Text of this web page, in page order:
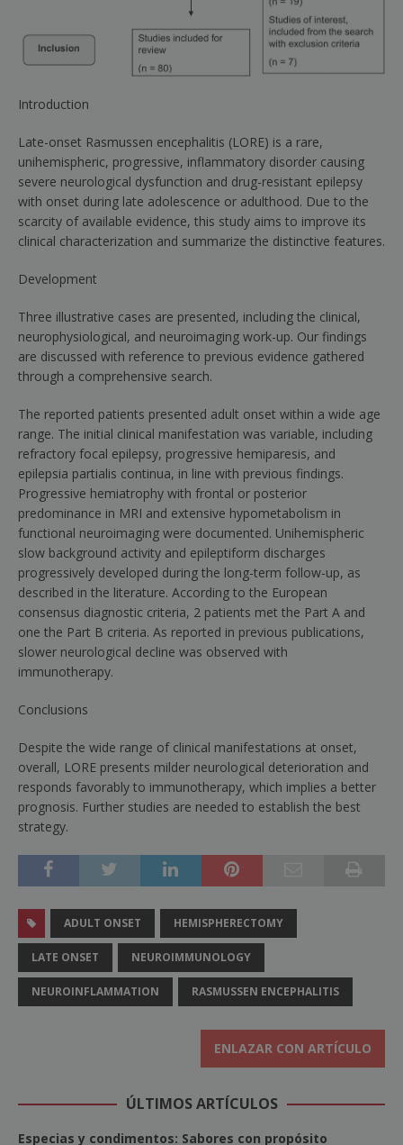
Introduction
Late-onset Rasmussen encephalitis (LORE) is a rare,
unihemispheric, progressive, inflammatory disorder causing
severe neurological dysfunction and drug-resistant epilepsy
with onset during late adolescence or adulthood. Due to the
scarcity of available evidence, this study aims to improve its
clinical characterization and summarize the distinctive features.
Development
Three illustrative cases are presented, including the clinical,
neurophysiological, and neuroimaging work-up. Our findings
are discussed with reference to previous evidence gathered
through a comprehensive search.
The reported patients presented adult onset within a wide age
range. The initial clinical manifestation was variable, including
refractory focal epilepsy, progressive hemiparesis, and
epilepsia partialis continua, in line with previous findings.
Progressive hemiatrophy with frontal or posterior
predominance in MRI and extensive hypometabolism in
functional neuroimaging were documented. Unihemispheric
slow background activity and epileptiform discharges
progressively developed during the long-term follow-up, as
described in the literature. According to the European
consensus diagnostic criteria, 2 patients met the Part A and
one the Part B criteria. As reported in previous publications,
slower neurological decline was observed with
immunotherapy.
Conclusions
Despite the wide range of clinical manifestations at onset,
overall, LORE presents milder neurological deterioration and
responds favorably to immunotherapy, which implies a better
prognosis. Further studies are needed to establish the best
strategy.
ADULT ONSET HEMISPHERECTOMY
LATE ONSET NEUROIMMUNOLOGY
NEUROINFLAMMATION RASMUSSEN ENCEPHALITIS
ENLAZAR CON ARTÍCULO
ÚLTIMOS ARTÍCULOS
Especias y condimentos: Sabores con propósito